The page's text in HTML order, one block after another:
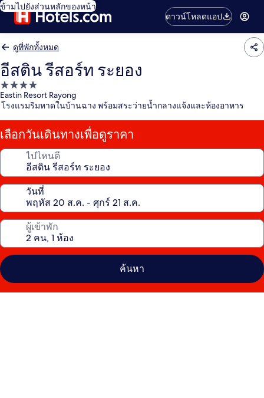
ข้ามไปยังส่วนหลักของหน้า
ดาวน์โหลดแอป
ดูที่พักทั้งหมด
อีสติน รีสอร์ท ระยอง
ที่พัก
4.0
Eastin Resort Rayong
โรงแรมริมหาดในบ้านฉาง พร้อมสระว่ายน้ำกลางแจ้งและห้องอาหาร
เลือกวันเดินทางเพื่อดูราคา
ไปไหนดี
วันที่
ผู้เข้าพัก
ค้นหา